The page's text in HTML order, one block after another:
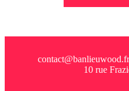
contact@banlieuwood.fr
10 rue